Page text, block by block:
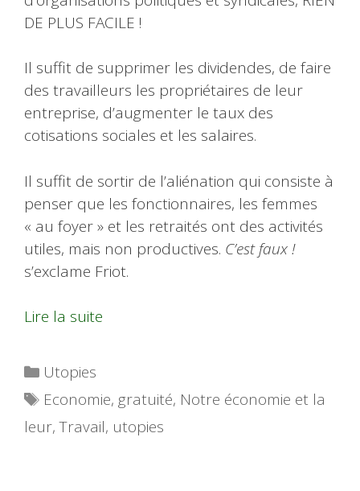
DE PLUS FACILE !
Il suffit de supprimer les dividendes, de faire
des travailleurs les propriétaires de leur
entreprise, d’augmenter le taux des
cotisations sociales et les salaires.
Il suffit de sortir de l’aliénation qui consiste à
penser que les fonctionnaires, les femmes
« au foyer » et les retraités ont des activités
utiles, mais non productives. C’est faux !
s’exclame Friot.
Lire la suite
Catégories
Utopies
Étiquettes
Economie,gratuité, Notre économie et la
leur,Travail, utopies